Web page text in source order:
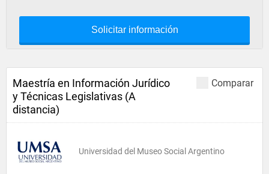
Solicitar información
Comparar
Maestría en Información Jurídico
y Técnicas Legislativas (A
distancia)
Universidad del Museo Social Argentino